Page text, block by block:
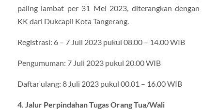
paling lambat per 31 Mei 2023, diterangkan dengan
KK dari Dukcapil Kota Tangerang.
Registrasi: 6 – 7 Juli 2023 pukul 08.00 – 14.00 WIB
Pengumuman: 7 Juli 2023 pukul 20.00 WIB
Daftar ulang: 8 Juli 2023 pukul 00.01 – 16.00 WIB
4. Jalur Perpindahan Tugas Orang Tua/Wali